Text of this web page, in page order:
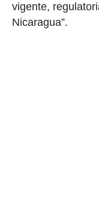
vigente,
Nicaragua”.